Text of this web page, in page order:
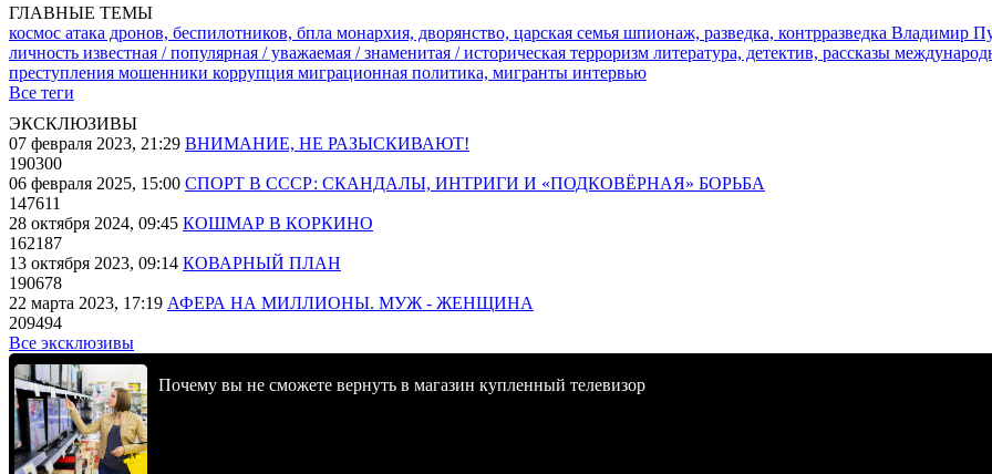
ГЛАВНЫЕ ТЕМЫ
космос атака дронов, беспилотников, бпла монархия, дворянство, царская семья шпионаж, разведка, контрразведка Владимир
личность известная / популярная / уважаемая / знаменитая / историческая терроризм литература, детектив, рассказы
преступления мошенники коррупция миграционная политика, мигранты интервью
Все теги
ЭКСКЛЮЗИВЫ
07 февраля 2023, 21:29 ВНИМАНИЕ, НЕ РАЗЫСКИВАЮТ!
190300
06 февраля 2025, 15:00 СПОРТ В СССР: СКАНДАЛЫ, ИНТРИГИ И «ПОДКОВЁРНАЯ» БОРЬБА
147611
28 октября 2024, 09:45 КОШМАР В КОРКИНО
162187
13 октября 2023, 09:14 КОВАРНЫЙ ПЛАН
190678
22 марта 2023, 17:19 АФЕРА НА МИЛЛИОНЫ. МУЖ - ЖЕНЩИНА
209494
Все эксклюзивы
Почему вы не сможете вернуть в магазин купленный телевизор